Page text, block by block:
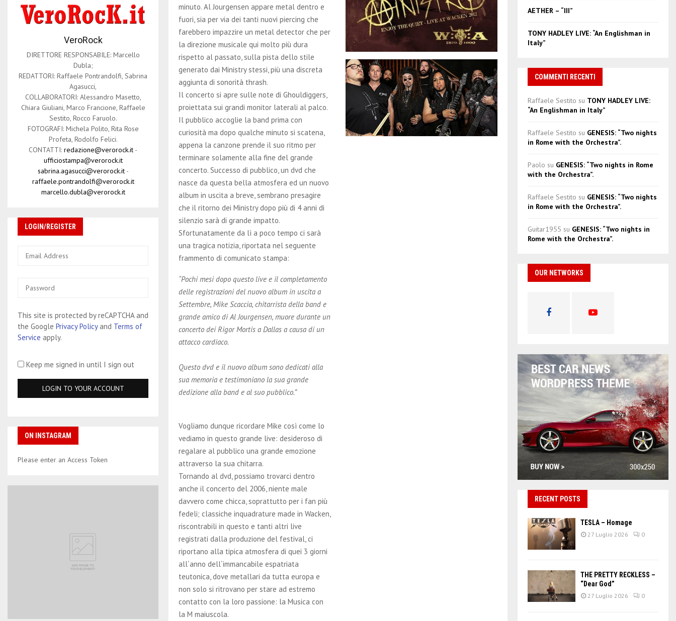
minuto. Al Jourgensen appare metal dentro e
fuori, sia per via dei tanti nuovi piercing che
farebbero impazzire un metal detector che per
la direzione musicale qui molto più dura
rispetto al passato, sulla pista dello stile
generato dai Ministry stessi, più una discreta
aggiunta di sonorità thrash.
Il concerto si apre sulle note di Ghouldiggers,
proiettata sui grandi monitor laterali al palco.
Il pubblico accoglie la band prima con
curiosità ma dopo qualche minuto si scatena,
appena la canzone prende il suo ritmo per
terminare solamente alla fine del grande
concerto. Successo di pubblico, un dvd che
nasce da questa bella atmosfera ed un nuovo
album in uscita a breve, sembrano presagire
che il ritorno dei Ministry dopo più di 4 anni di
silenzio sarà di grande impatto.
Sfortunatamente da lì a poco tempo ci sarà
una tragica notizia, riportata nel seguente
frammento di comunicato stampa:
“Pochi mesi dopo questo live e il completamento
delle registrazioni del nuovo album in uscita a
Settembre, Mike Scaccia, chitarrista della band e
grande amico di Al Jourgensen, muore durante un
concerto dei Rigor Mortis a Dallas a causa di un
attacco cardiaco.
Questo dvd e il nuovo album sono dedicati alla
sua memoria e testimoniano la sua grande
dedizione alla band e al suo pubblico.”
Vogliamo dunque ricordare Mike così come lo
vediamo in questo grande live: desideroso di
regalare al pubblico una grande emozione
attraverso la sua chitarra.
Tornando al dvd, possiamo trovarci dentro
anche il concerto del 2006, niente male
davvero come chicca, soprattutto per i fan più
fedeli; classiche inquadrature made in Wacken,
riscontrabili in questo e tanti altri live
registrati dalla produzione del festival, ci
riportano alla tipica atmosfera di quei 3 giorni
all´anno dell´immancabile espatriata
teutonica, dove metallari da tutta europa e
non solo si ritrovano per stare ad estremo
contatto con la loro passione: la Musica con
la M maiuscola.
VeroRock
DIRETTORE RESPONSABILE: Marcello
Dubla;
REDATTORI: Raffaele Pontrandolfi, Sabrina
Agasucci,
COLLABORATORI: Alessandro Masetto,
Chiara Giuliani, Marco Francione, Raffaele
Sestito, Rocco Faruolo.
FOTOGRAFI: Michela Polito, Rita Rose
Profeta, Rodolfo Felici.
CONTATTI: redazione@verorock.it -
ufficiostampa@verorock.it
sabrina.agasucci@verorock.it-
raffaele.pontrandolfi@verorock.it
marcello.dubla@verorock.it
LOGIN/REGISTER
This site is protected by reCAPTCHA and
the Google Privacy Policyand Terms of
Service apply.
Keep me signed in until I sign out
ON INSTAGRAM
Please enter an Access Token
AETHER – “III”
TONY HADLEY LIVE: “An Englishman in
Italy”
COMMENTI RECENTI
Raffaele Sestito su TONY HADLEY LIVE:
“An Englishman in Italy”
Raffaele Sestito su GENESIS: “Two nights
in Rome with the Orchestra”.
Paolo su GENESIS: “Two nights in Rome
with the Orchestra”.
Raffaele Sestito su GENESIS: “Two nights
in Rome with the Orchestra”.
Guitar1955 su GENESIS: “Two nights in
Rome with the Orchestra”.
OUR NETWORKS
RECENT POSTS
TESLA – Homage
27 Luglio 2026 0
THE PRETTY RECKLESS –
“Dear God”
27 Luglio 2026 0